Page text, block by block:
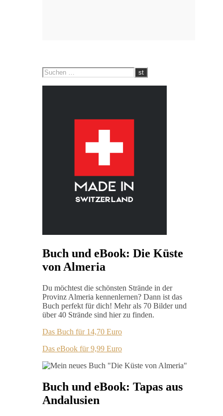
Buch und eBook: Die Küste
von Almeria
Du möchtest die schönsten Strände in der
Provinz Almeria kennenlernen? Dann ist das
Buch perfekt für dich! Mehr als 70 Bilder und
über 40 Strände sind hier zu finden.
Das Buch für 14,70 Euro
Das eBook für 9,99 Euro
Buch und eBook: Tapas aus
Andalusien